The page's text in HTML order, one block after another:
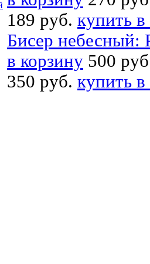
189 руб. купить
Бисер небесный:
в корзину 500
350 руб. купить